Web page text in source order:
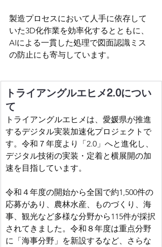
製造プロセスにおいて人手に依存して
いた3D化作業を効率化するとともに、
AIによる一貫した処理で図面認識ミス
の防止にも寄与しています。
トライアングルエヒメ2.0につい
て
トライアングルエヒメは、愛媛県が推進
するデジタル実装加速化プロジェクトで
す。令和７年度より「2.0」へと進化し、
デジタル技術の実装・定着と横展開の加
速を目指しています。
令和４年度の開始から全国で約1,500件の
応募があり、農林水産、ものづくり、海
事、観光など多様な分野から115件が採択
されてきました。令和８年度は重点分野
に「海事分野」を新設するなど、さらな